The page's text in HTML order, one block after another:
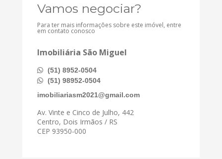
Vamos negociar?
Para ter mais informações sobre este imóvel, entre
em contato conosco
Imobiliária São Miguel
(51) 8952-0504
(51) 98952-0504
imobiliariasm2021@gmail.com
Av. Vinte e Cinco de Julho, 442
Centro, Dois Irmãos / RS
CEP 93950-000